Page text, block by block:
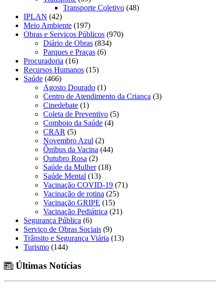
Transporte Coletivo (48)
IPLAN (42)
Meio Ambiente (197)
Obras e Serviços Públicos (970)
Diário de Obras (834)
Parques e Praças (6)
Procuradoria (16)
Recursos Humanos (15)
Saúde (466)
Agosto Dourado (1)
Centro de Atendimento da Criança (3)
Cinedebate (1)
Coleta de Preventivo (5)
Comboio da Saúde (4)
CRAR (5)
Novembro Azul (2)
Ônibus da Vacina (44)
Outubro Rosa (2)
Saúde da Mulher(18)
Saúde Mental (13)
Vacinação COVID-19 (71)
Vacinação de rotina (25)
Vacinação GRIPE (15)
Vacinação Pediátrica (21)
Segurança Pública (6)
Serviço de Obras Sociais (9)
Trânsito e Segurança Viária (13)
Turismo (144)
Últimas Notícias